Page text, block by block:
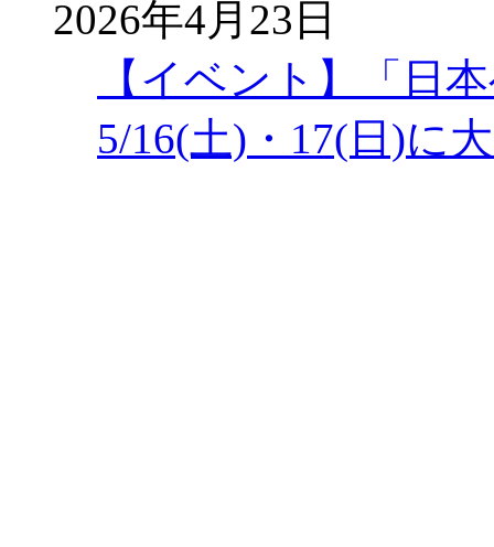
2026年4月23日
【イベント】「日
5/16(土)・17(日)に